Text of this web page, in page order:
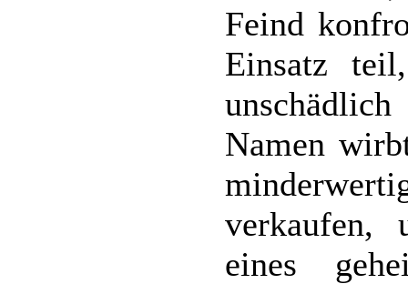
Feind
Einsatz
Namen
verkaufen,
eines